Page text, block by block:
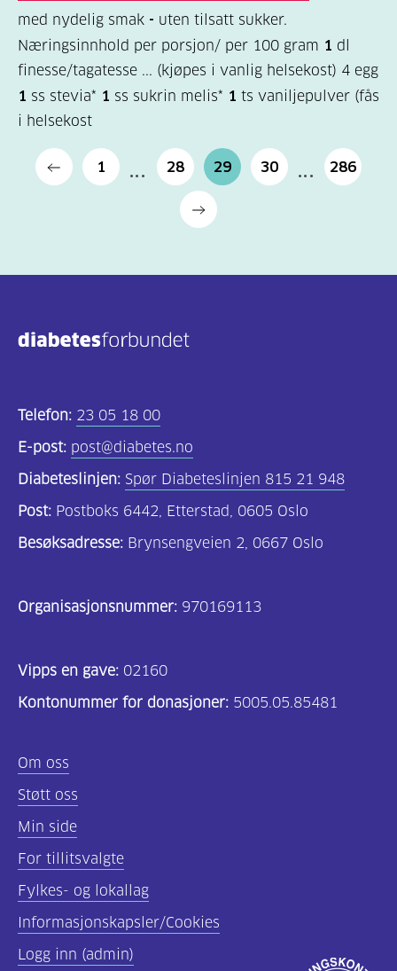
med nydelig smak - uten tilsatt sukker.
Næringsinnhold per porsjon/ per 100 gram 1 dl
finesse/tagatesse ... (kjøpes i vanlig helsekost) 4 egg
1 ss stevia* 1 ss sukrin melis* 1 ts vaniljepulver (fås
i helsekost
1 28 29 30 286
Telefon: 23 05 18 00
E-post: post@diabetes.no
Diabeteslinjen: Spør Diabeteslinjen 815 21 948
Post: Postboks 6442, Etterstad, 0605 Oslo
Besøksadresse: Brynsengveien 2, 0667 Oslo
Organisasjonsnummer: 970169113
Vipps en gave: 02160
Kontonummer for donasjoner: 5005.05.85481
Om oss
Støtt oss
Min side
For tillitsvalgte
Fylkes- og lokallag
Informasjonskapsler/Cookies
Logg inn (admin)